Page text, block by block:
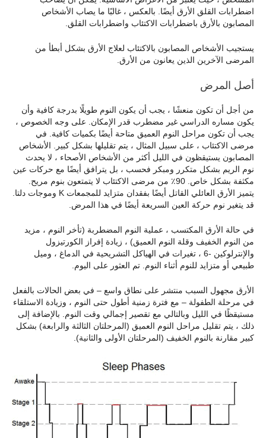
اضطرابات القلق الأرق أيضًا. بالعكس ، غالبًا ما يصاب الأشخاص
المصابون بالأرق باضطرابات الاكتئاب واضطرابات القلق.
يستجيب الأشخاص المصابون بالاكتئاب لعلاج الأرق بشكل أبطأ من
المرضى الآخرين الذين يعانون من الأرق.
أصل المرض
من أجل أن تكون منعشًا ، يجب أن يكون النوم طويلًا بدرجة كافية وأن
يكون مساره الدراسي غير مضطرب قدر الإمكان. على وجه الخصوص ،
يجب أن تكون مراحل النوم العميق متاحة أيضًا بكميات كافية. في
مرضى الاكتئاب ، على سبيل المثال ، يتم تقليلها بشكل كبير. الأشخاص
المصابون يستيقظون في الليل أكثر من الأشخاص الأصحاء ، لا يحدث
نوم الريم بشكل متكرر ومبكر فحسب ، بل يترافق أيضًا مع حركات عين
مكثفة بشكل خاص. 90٪ من مرضى الاكتئاب لا يتمتعون بنوم مريح.
يتميز الأرق العائلي القاتل أيضًا بفقدان متزايد للمجمعات K وموجات دلتا.
قد يتغير نوم حركة العين السريعة أيضًا في هذا المرض.
في حالة الأرق المكتسب ، عملية النوم المضطربة (تأخر النوم ، مزيد
من النوم الخفيف وقلة النوم العميق) ، زيادة إفراز الكورتيزول
والإنترلوكين -6 ، تغيرات في الهياكل التشريحية في الدماغ ، وميل
طبيعي أو متزايد للنوم أثناء النوم. تم العثور على اليوم.
الأرق مجهول السبب منتشر على نطاق واسع – في بعض الحالات بالفعل
في مرحلة الطفولة – مع فترة زمنية أطول حتى النوم ، وزيادة الاستلقاء
مستيقظًا في الليل وبالتالي مع تقصير إجمالي وقت النوم. بالإضافة إلى
ذلك ، يتم تقليل مراحل النوم العميق (المرحلتان الثالثة والرابعة) بشكل
كبير مقارنة بالنوم الخفيف (المرحلتان الأولى والثانية).